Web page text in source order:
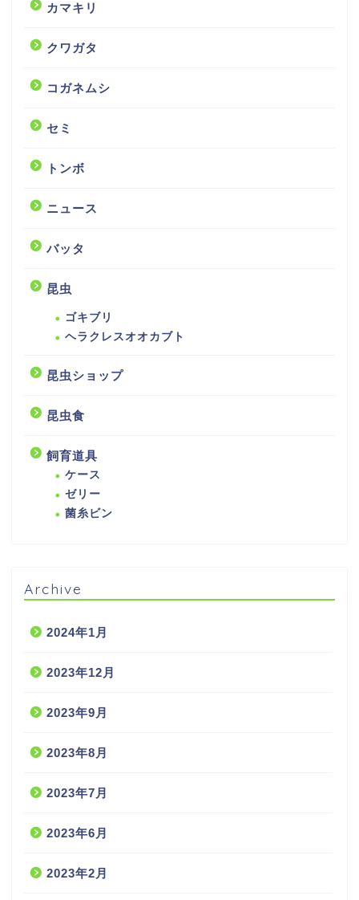
カマキリ
クワガタ
コガネムシ
セミ
トンボ
ニュース
バッタ
昆虫
ゴキブリ
ヘラクレスオオカブト
昆虫ショップ
昆虫食
飼育道具
ケース
ゼリー
菌糸ビン
Archive
2024年1月
2023年12月
2023年9月
2023年8月
2023年7月
2023年6月
2023年2月